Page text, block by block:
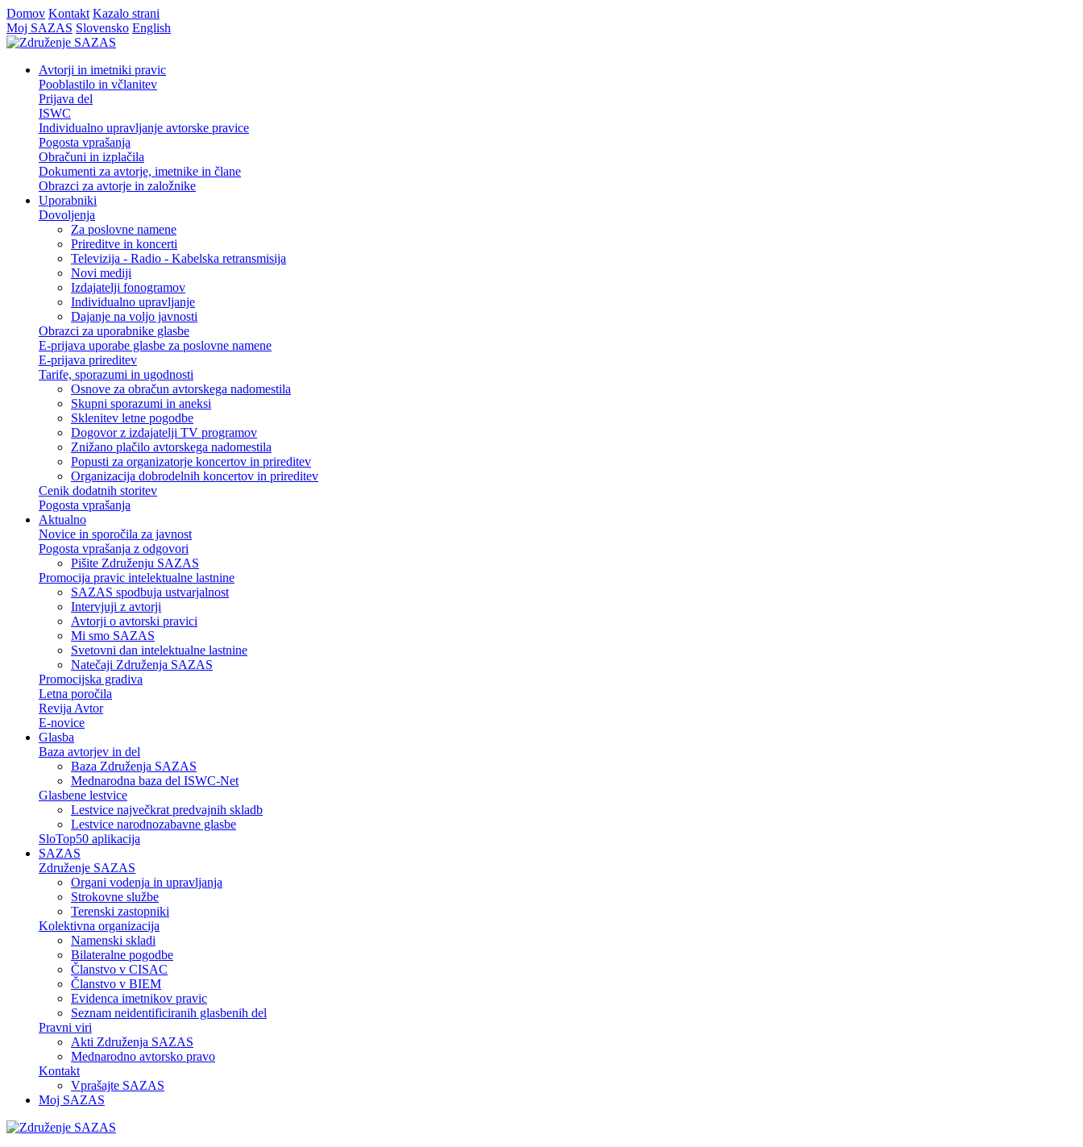
Domov Kontakt Kazalo strani
Moj SAZAS Slovensko English
Avtorji in imetniki pravic
Pooblastilo in včlanitev
Prijava del
ISWC
Individualno upravljanje avtorske pravice
Pogosta vprašanja
Obračuni in izplačila
Dokumenti za avtorje, imetnike in člane
Obrazci za avtorje in založnike
Uporabniki
Dovoljenja
Za poslovne namene
Prireditve in koncerti
Televizija - Radio - Kabelska retransmisija
Novi mediji
Izdajatelji fonogramov
Individualno upravljanje
Dajanje na voljo javnosti
Obrazci za uporabnike glasbe
E-prijava uporabe glasbe za poslovne namene
E-prijava prireditev
Tarife, sporazumi in ugodnosti
Osnove za obračun avtorskega nadomestila
Skupni sporazumi in aneksi
Sklenitev letne pogodbe
Dogovor z izdajatelji TV programov
Znižano plačilo avtorskega nadomestila
Popusti za organizatorje koncertov in prireditev
Organizacija dobrodelnih koncertov in prireditev
Cenik dodatnih storitev
Pogosta vprašanja
Aktualno
Novice in sporočila za javnost
Pogosta vprašanja z odgovori
Pišite Združenju SAZAS
Promocija pravic intelektualne lastnine
SAZAS spodbuja ustvarjalnost
Intervjuji z avtorji
Avtorji o avtorski pravici
Mi smo SAZAS
Svetovni dan intelektualne lastnine
Natečaji Združenja SAZAS
Promocijska gradiva
Letna poročila
Revija Avtor
E-novice
Glasba
Baza avtorjev in del
Baza Združenja SAZAS
Mednarodna baza del ISWC-Net
Glasbene lestvice
Lestvice največkrat predvajnih skladb
Lestvice narodnozabavne glasbe
SloTop50 aplikacija
SAZAS
Združenje SAZAS
Organi vodenja in upravljanja
Strokovne službe
Terenski zastopniki
Kolektivna organizacija
Namenski skladi
Bilateralne pogodbe
Članstvo v CISAC
Članstvo v BIEM
Evidenca imetnikov pravic
Seznam neidentificiranih glasbenih del
Pravni viri
Akti Združenja SAZAS
Mednarodno avtorsko pravo
Kontakt
Vprašajte SAZAS
Moj SAZAS